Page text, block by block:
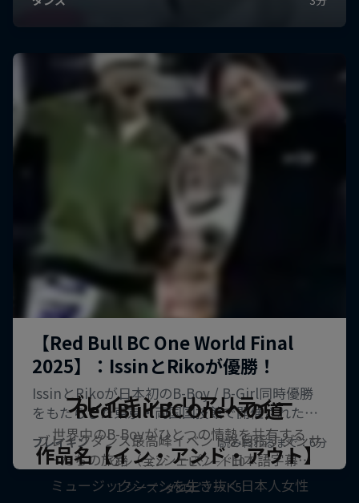
ブレイキン・リアリティー
世界中のB-Boyがひとつの情熱を共有する
2 シーズン · エピソード10
ダンス
Red Bull BC Oneへの道
ブレイクダンス最高峰イベントを目指すダンサ
ーたちの旅路（全2シーズン／日本語字幕…
1 シーズン · エピソード5
作品名【イン・アンド・アウト】
ミュージックシーンを生き抜く日本人女性